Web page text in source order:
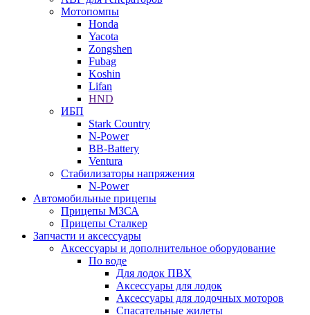
Мотопомпы
Honda
Yacota
Zongshen
Fubag
Koshin
Lifan
HND
ИБП
Stark Country
N-Power
BB-Battery
Ventura
Стабилизаторы напряжения
N-Power
Автомобильные прицепы
Прицепы МЗСА
Прицепы Сталкер
Запчасти и аксессуары
Аксессуары и дополнительное оборудование
По воде
Для лодок ПВХ
Аксессуары для лодок
Аксессуары для лодочных моторов
Спасательные жилеты